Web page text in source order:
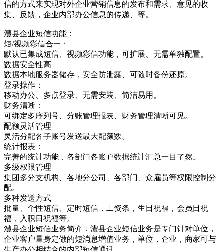
信的方式来实现对外企业营销信息的发布和需求、意见的收
集、反馈，企业内部办公信息的传递、等。
澧县企业短信功能：
短/视频彩信合一：
默认已集成短信、视频彩信功能，可扩展、无需单独配置。
数据安全性高：
数据本地服务器储存，安全防泄露、可随时备份还原。
登录操作：
移动办公、多点登录、无需安装、简洁易用。
财务清晰：
可绑定多序列号、分账管理报表、财务管理清晰可见。
配额灵活管理：
灵活分配各子账号发送最大配额数。
统计报表：
完善的统计功能，各部门各账户数据统计汇总一目了然。
多级权限管理：
集团多分支机构、各地分公司、各部门、众雇员等权限控制分
配。
多种发送方式：
批量、个性短信、定时短信，工资条，生日祝福，会员日祝
福，入职日祝福等。
澧县企业短信业务简介：澧县企业短信业务是专门针对单位，
企业客户量身定做的短消息增值业务，单位，企业，商家可与
生产办公相结合的内部短信通讯，